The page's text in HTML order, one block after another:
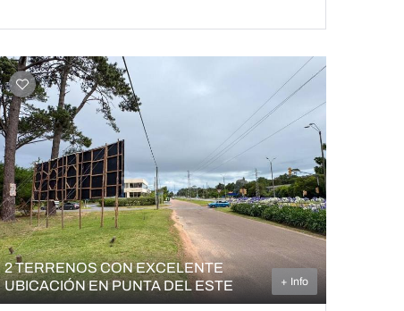
2 TERRENOS CON EXCELENTE
UBICACIÓN EN PUNTA DEL ESTE
+ Info